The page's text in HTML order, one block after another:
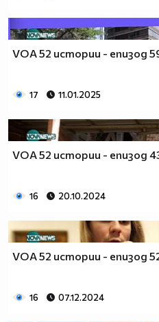
VOA 52 истории - епизод
17 11.01.2025
VOA 52 истории - епизод
16 20.10.2024
VOA 52 истории - епизод
16 07.12.2024